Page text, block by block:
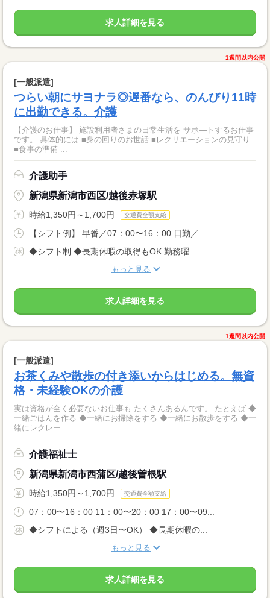
求人詳細を見る
1週間以内公開
[一般派遣]
つらい朝にサヨナラ◎遅番なら、のんびり11時
に出勤できる。介護
【介護のお仕事】 施設利用者さまの日常生活を サポ―トするお仕事
です。 具体的には ■身の回りのお世話 ■レクリエーションの見守り
■食事の準備 ...
介護助手
新潟県新潟市西区/越後赤塚駅
時給1,350円～1,700円 交通費全額支給
【シフト例】 早番／07：00〜16：00 日勤／...
◆シフト制 ◆長期休暇の取得もOK 勤務曜...
もっと見る
求人詳細を見る
1週間以内公開
[一般派遣]
お茶くみや散歩の付き添いからはじめる。無資
格・未経験OKの介護
実は資格が全く必要ないお仕事も たくさんあるんです。 たとえば ◆
一緒ごはんを作る ◆一緒にお掃除をする ◆一緒にお散歩をする ◆一
緒にレクレー...
介護福祉士
新潟県新潟市西蒲区/越後曽根駅
時給1,350円～1,700円 交通費全額支給
07：00〜16：00 11：00〜20：00 17：00〜09...
◆シフトによる（週3日〜OK） ◆長期休暇の...
もっと見る
求人詳細を見る